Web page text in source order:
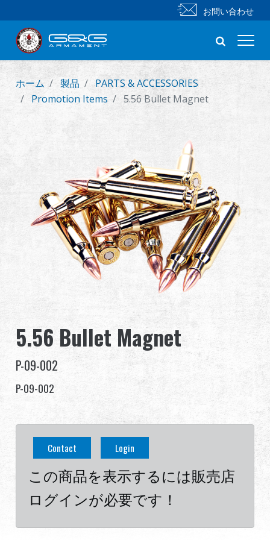
新製品
部品 & 付属品
BB 弾
射撃訓練シリーズ
グローバル販売
私たちについて
繁體中文 English (US)
Français
お問い合わせ
ホーム 製品
PARTS & ACCESSORIES
Promotion Items
5.56 Bullet Magnet
5.56 Bullet Magnet
P-09-002
P-09-002
Contact Login
この商品を表示するには販売店
ログインが必要です！